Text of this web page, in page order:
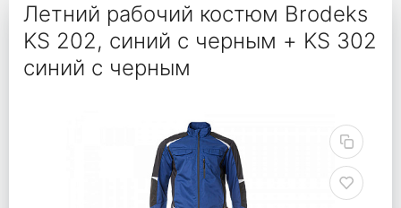
Летний рабочий костюм Brodeks
KS 202, синий с черным + KS 302
синий с черным